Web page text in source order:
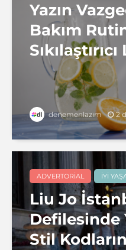
Yazın
Bakım
denemenlazım 2
ADVERTORIAL İYI
Liu Jo
Defilesinde
Stil